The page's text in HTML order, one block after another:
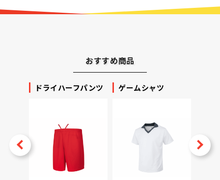
おすすめ商品
ドライハーフパンツ ゲームシャツ
Next